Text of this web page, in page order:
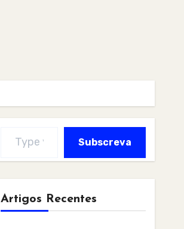
Subscreva
Artigos Recentes